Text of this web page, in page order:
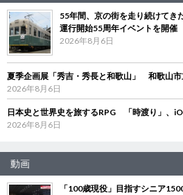
55年間、京の街を走り続けてき
運行開始55周年イベントを開催
2026年8月6日
夏季企画展「秀吉・秀長と和歌山」 和歌山市
2026年8月6日
日本史と世界史を旅するRPG 「時渡り」、
2026年8月6日
動画
「100歳現役」目指すシニア